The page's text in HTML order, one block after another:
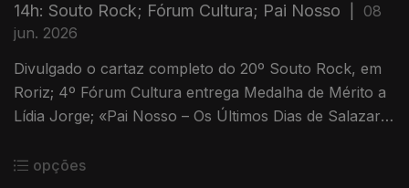
14h: Souto Rock; Fórum Cultura; Pai Nosso
08
jun. 2026
Divulgado o cartaz completo do 20º Souto Rock, em
Roriz; 4º Fórum Cultura entrega Medalha de Mérito a
Lídia Jorge; «Pai Nosso – Os Últimos Dias de Salazar»
Lisboa.
opções